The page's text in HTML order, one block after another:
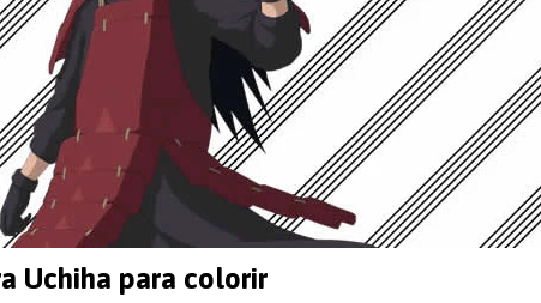
Uchiha para colorir